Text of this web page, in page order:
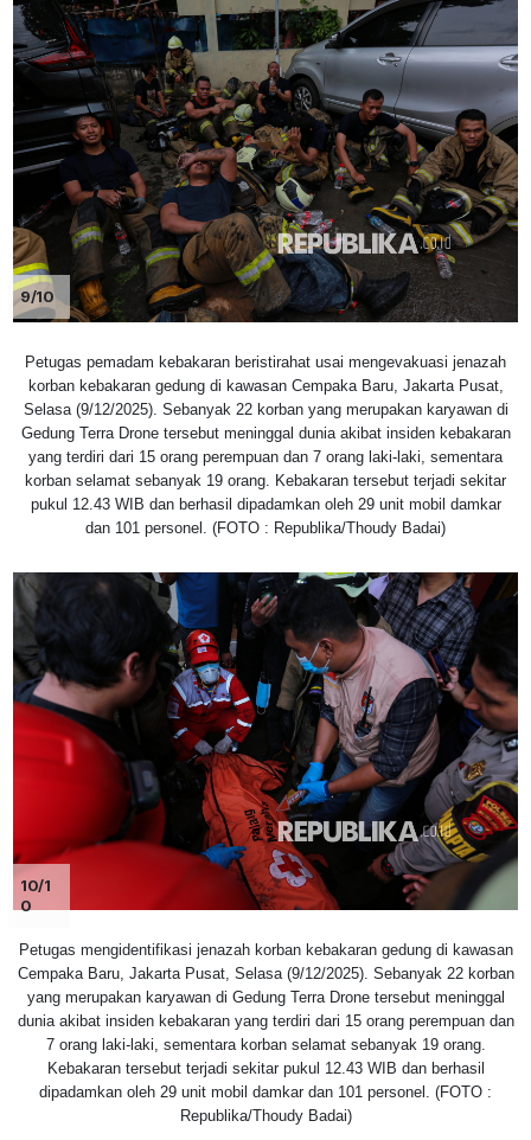
9/10
Petugas pemadam kebakaran beristirahat usai mengevakuasi jenazah
korban kebakaran gedung di kawasan Cempaka Baru, Jakarta Pusat,
Selasa (9/12/2025). Sebanyak 22 korban yang merupakan karyawan di
Gedung Terra Drone tersebut meninggal dunia akibat insiden kebakaran
yang terdiri dari 15 orang perempuan dan 7 orang laki-laki, sementara
korban selamat sebanyak 19 orang. Kebakaran tersebut terjadi sekitar
pukul 12.43 WIB dan berhasil dipadamkan oleh 29 unit mobil damkar
dan 101 personel. (FOTO : Republika/Thoudy Badai)
10/1
0
Petugas mengidentifikasi jenazah korban kebakaran gedung di kawasan
Cempaka Baru, Jakarta Pusat, Selasa (9/12/2025). Sebanyak 22 korban
yang merupakan karyawan di Gedung Terra Drone tersebut meninggal
dunia akibat insiden kebakaran yang terdiri dari 15 orang perempuan dan
7 orang laki-laki, sementara korban selamat sebanyak 19 orang.
Kebakaran tersebut terjadi sekitar pukul 12.43 WIB dan berhasil
dipadamkan oleh 29 unit mobil damkar dan 101 personel. (FOTO :
Republika/Thoudy Badai)